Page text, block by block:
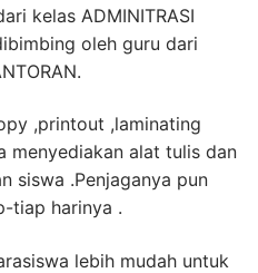
kelas ADMINITRASI
oleh guru dari
,printout ,laminating
menyediakan alat tulis dan
siswa .Penjaganya pun
tiap harinya .
lebih mudah untuk